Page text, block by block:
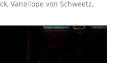
Vanellope von Schweetz,